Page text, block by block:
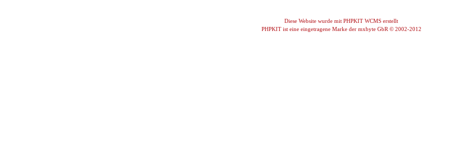
Diese Website wurde mit PHPKIT WCMS erstellt
PHPKIT ist eine eingetragene Marke der mxbyte GbR © 2002-2012